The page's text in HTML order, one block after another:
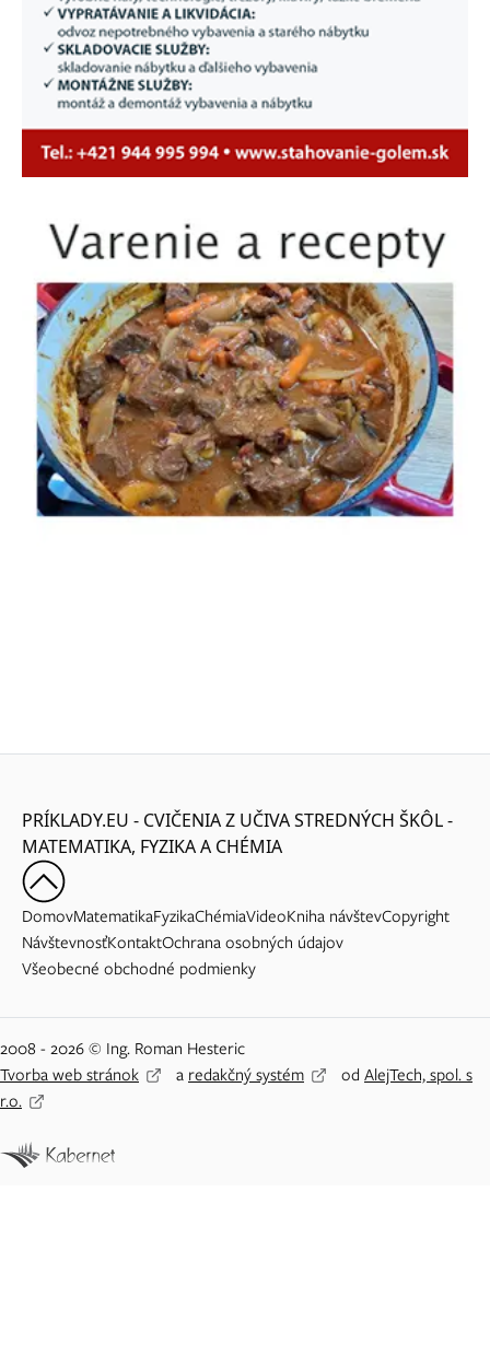
PRÍKLADY.EU - CVIČENIA Z UČIVA STREDNÝCH ŠKÔL -
MATEMATIKA, FYZIKA A CHÉMIA
DomovMatematikaFyzikaChémiaVideoKniha návštevCopyright
NávštevnosťKontaktOchrana osobných údajov
Všeobecné obchodné podmienky
2008 - 2026 © Ing. Roman Hesteric
Tvorba web stránok
a redakčný systém od AlejTech, spol. s
r.o.